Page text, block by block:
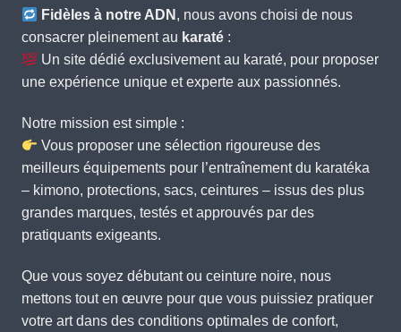
Fidèles à notre ADN , nous avons choisi de nous
consacrer pleinement au karaté:
Un site dédié exclusivement au karaté, pour proposer
une expérience unique et experte aux passionnés.
Notre mission est simple :
Vous proposer une sélection rigoureuse des
meilleurs équipements pour l’entraînement du karatéka
– kimono, protections, sacs, ceintures – issus des plus
grandes marques, testés et approuvés par des
pratiquants exigeants.
Que vous soyez débutant ou ceinture noire, nous
mettons tout en œuvre pour que vous puissiez pratiquer
votre art dans des conditions optimales de confort,